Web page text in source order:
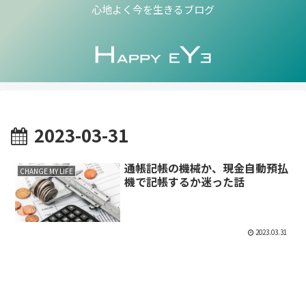
心地よく今を生きるブログ
2023-03-31
CHANGE MY LIFE
通帳記帳の機械か、現金自動預払
機で記帳するか迷った話
2023.03.31